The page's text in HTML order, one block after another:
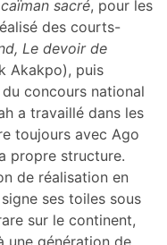
sacré, pour les
des courts-
Le devoir de
Akakpo), puis
du concours national
a travaillé dans les
toujours avec Ago
propre structure.
de réalisation en
ses toiles sous
sur le continent,
une génération de